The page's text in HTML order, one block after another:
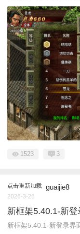
1523 3
点击重新加载 guaijie8
2026-3-26
新框架5.40.1-新登
新框架5.40.1-新登录界